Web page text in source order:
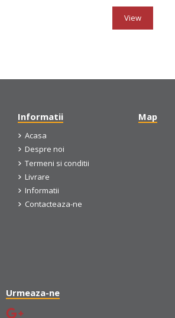
View
Informatii
Acasa
Despre noi
Termeni si conditii
Livrare
Informatii
Contacteaza-ne
Map
Urmeaza-ne